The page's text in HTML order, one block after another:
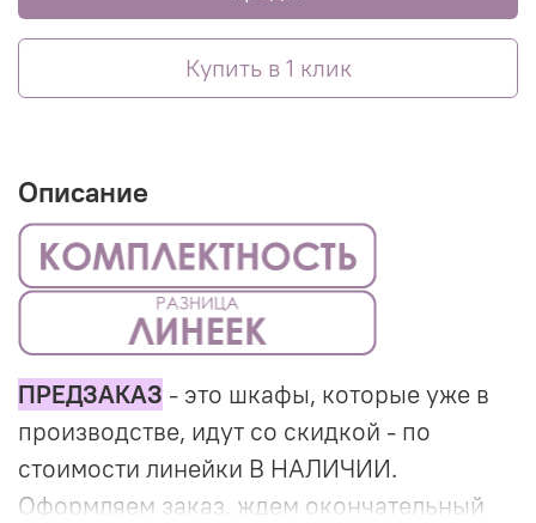
Купить в 1 клик
Описание
ПРЕДЗАКАЗ - это шкафы, которые уже в
производстве, идут со скидкой - по
стоимости линейки В НАЛИЧИИ.
Оформляем заказ, ждем окончательный